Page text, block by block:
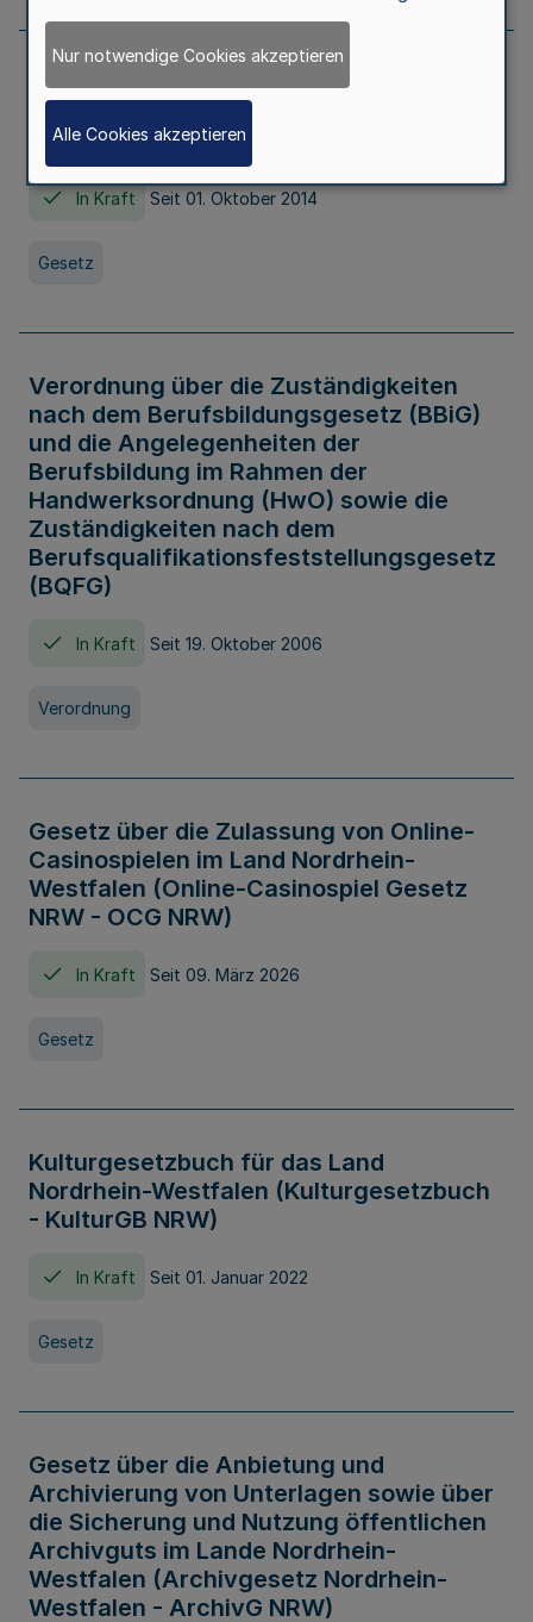
Gesetz über die Hochschulen des Landes
Nordrhein-Westfalen (Hochschulgesetz -
HG)
In Kraft Seit 01. Oktober 2014
Gesetz
Verordnung über die Zuständigkeiten
nach dem Berufsbildungsgesetz (BBiG)
und die Angelegenheiten der
Berufsbildung im Rahmen der
Handwerksordnung (HwO) sowie die
Zuständigkeiten nach dem
Berufsqualifikationsfeststellungsgesetz
(BQFG)
In Kraft Seit 19. Oktober 2006
Verordnung
Gesetz über die Zulassung von Online-
Casinospielen im Land Nordrhein-
Westfalen (Online-Casinospiel Gesetz
NRW - OCG NRW)
In Kraft Seit 09. März 2026
Gesetz
Kulturgesetzbuch für das Land
Nordrhein-Westfalen (Kulturgesetzbuch
- KulturGB NRW)
In Kraft Seit 01. Januar 2022
Gesetz
Gesetz über die Anbietung und
Archivierung von Unterlagen sowie über
die Sicherung und Nutzung öffentlichen
Archivguts im Lande Nordrhein-
Westfalen (Archivgesetz Nordrhein-
Westfalen - ArchivG NRW)
Nur notwendige Cookies akzeptieren
Alle Cookies akzeptieren